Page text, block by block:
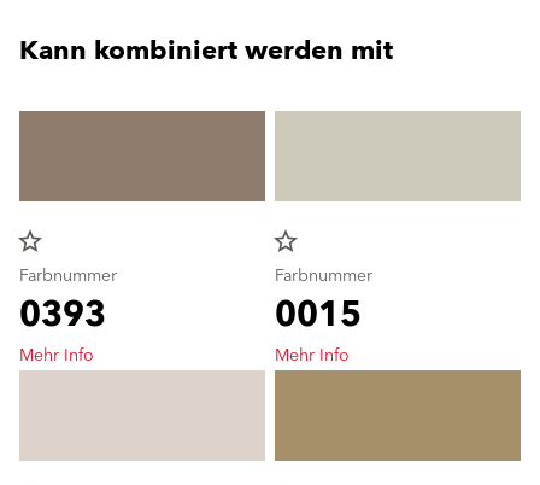
Kann kombiniert werden mit
star_border
Farbnummer
0393
Mehr Info
star_border
Farbnummer
0015
Mehr Info